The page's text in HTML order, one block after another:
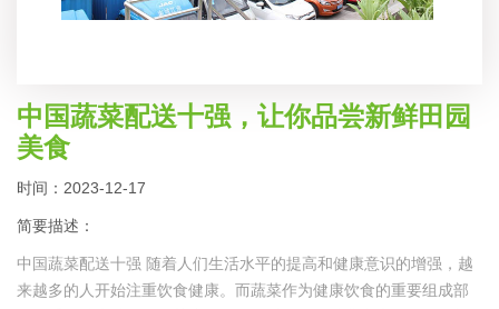
中国蔬菜配送十强，让你品尝新鲜田园
美食
时间：2023-12-17
简要描述：
中国蔬菜配送十强 随着人们生活水平的提高和健康意识的增强，越
来越多的人开始注重饮食健康。而蔬菜作为健康饮食的重要组成部